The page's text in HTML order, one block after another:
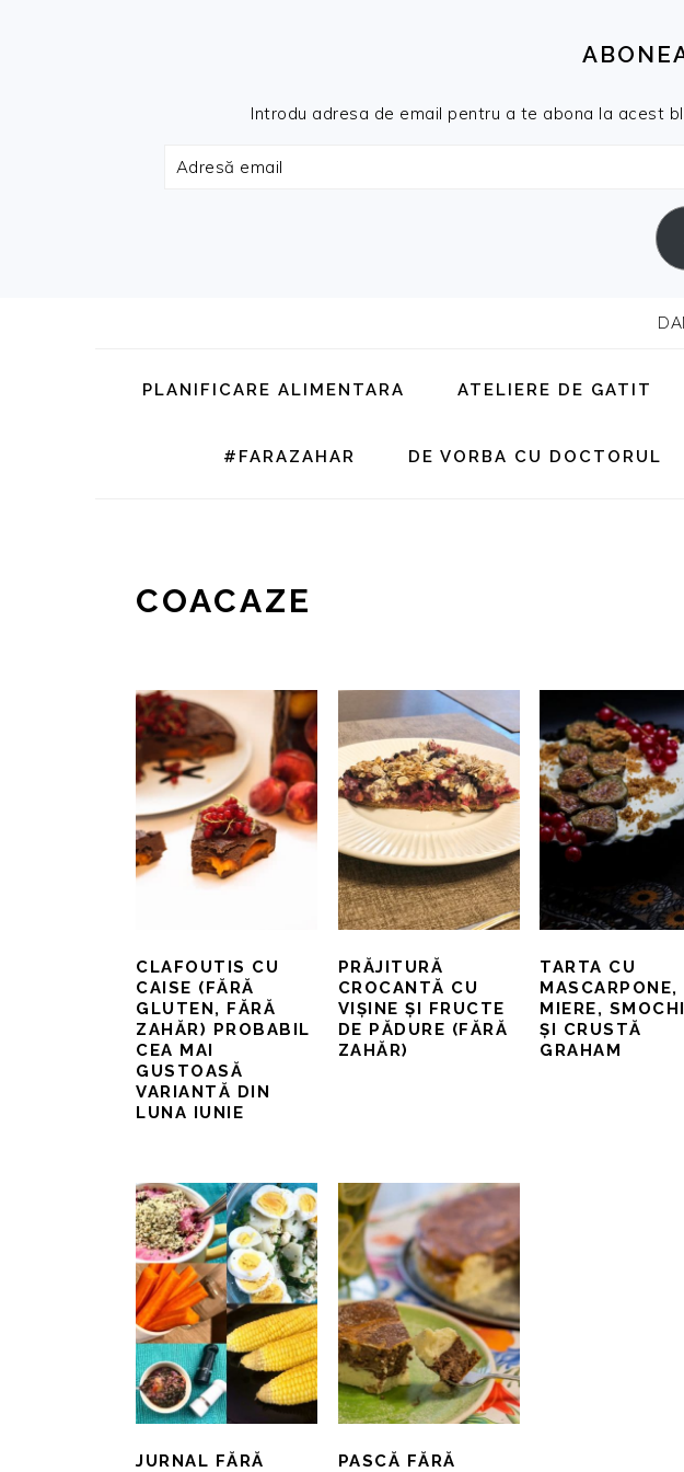
Introdu adresa de email pentru a te abona la acest
Adresă
PLANIFICARE ALIMENTARA ATELIERE DE GATIT
#FARAZAHAR DE VORBA CU DOCTORUL
COACAZE
CLAFOUTIS CU
CAISE (FĂRĂ
GLUTEN, FĂRĂ
ZAHĂR) PROBABIL
CEA MAI
GUSTOASĂ
VARIANTĂ DIN
LUNA IUNIE
PRĂJITURĂ
CROCANTĂ CU
VIȘINE ȘI FRUCTE
DE PĂDURE (FĂRĂ
ZAHĂR)
TARTA CU
MASCARPONE,
MIERE,
ȘI CRUSTĂ
GRAHAM
JURNAL FĂRĂ PASCĂ FĂRĂ